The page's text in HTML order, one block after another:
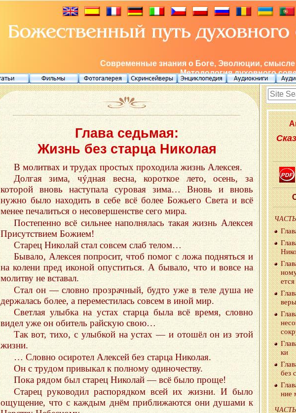
Современные знания о Боге, Эволюции, смысле
Методология духовного
Глава седьмая:
Жизнь без старца Николая
В молитвах и трудах простых проходила жизнь Алексея.
Долгая зима, чýдная весна, короткое лето, осень, за
которой вновь наступала суровая зима… Вновь и вновь
нужно было находить в себе всё более Божьего Света и всё
менее печалиться о несовершенстве сего мира.
Постепенно всё сильнее наполнялась такая жизнь Алексея
Присутствием Божием!
Старец Николай стал совсем слаб телом…
Бывало, Алексея попросит, чтоб помог с ложа подняться и
на колени пред иконой опуститься. А бывало, что и вовсе на
молитву не вставал.
Стал он — словно прозрачный, будто уже в теле душа не
держалась более, а переместилась совсем в иной мир.
Светлая улыбка на устах старца была всё время, словно
видел уже он обитель райскую свою…
Так вот, тихо, с улыбкой на устах — и отошёл он из этой
жизни.
… Словно осиротел Алексей без старца Николая.
Он с трудом привыкал к полному одиночеству.
Пока рядом был старец Николай — всё было проще!
Старец руководил распорядком всей их жизни. И было
ощущение, что с каждым днём приближаются они душами к
ет­ся
ве­ры
ки
без
ние